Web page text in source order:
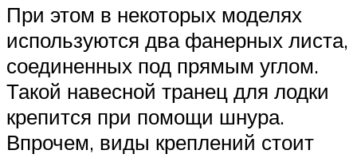
При этом в некоторых моделях
используются два фанерных листа,
соединенных под прямым углом.
Такой навесной транец для лодки
крепится при помощи шнура.
Впрочем, виды креплений стоит